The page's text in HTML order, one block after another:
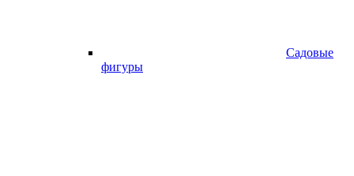
Садовые
фигуры